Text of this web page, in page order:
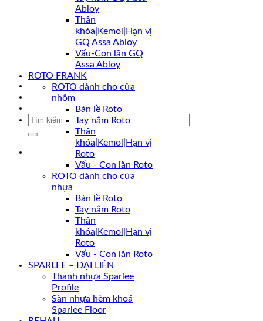
Khuyến mãi
Liên hệ
Tìm
Abloy
Thân
khóa|Kemol|Hạn vị
GQ Assa Abloy
Vấu-Con lăn GQ
Assa Abloy
ROTO FRANK
ROTO dành cho cửa
nhôm
Bản lề Roto
Tay nắm Roto
Thân
khóa|Kemol|Hạn vị
Roto
Vấu - Con lăn Roto
ROTO dành cho cửa
nhựa
Bản lề Roto
Tay nắm Roto
Thân
khóa|Kemol|Hạn vị
Roto
Vấu - Con lăn Roto
SPARLEE – ĐẠI LIÊN
Thanh nhựa Sparlee
Profile
Sàn nhựa hèm khoá
Sparlee Floor